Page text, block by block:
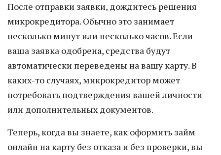
После отправки заявки, дождитесь решения
микрокредитора. Обычно это занимает
несколько минут или несколько часов. Если
ваша заявка одобрена, средства будут
автоматически переведены на вашу карту. В
каких-то случаях, микрокредитор может
потребовать подтверждения вашей личности
или дополнительных документов.
Теперь, когда вы знаете, как оформить займ
онлайн на карту без отказа и без проверки, вы